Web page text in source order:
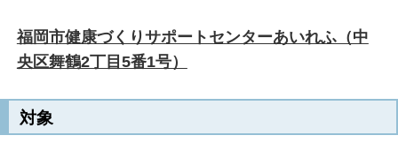
福岡市健康づくりサポートセンターあいれふ（中
央区舞鶴2丁目5番1号）
対象